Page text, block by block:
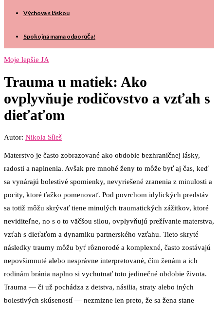
Výchova s láskou
Spokojná mama odporúča!
Moje lepšie JA
Trauma u matiek: Ako
ovplyvňuje rodičovstvo a vzťah s
dieťaťom
Autor: Nikola Síleš
Materstvo je často zobrazované ako obdobie bezhraničnej lásky,
radosti a naplnenia. Avšak pre mnohé ženy to môže byť aj čas, keď
sa vynárajú bolestivé spomienky, nevyriešené zranenia z minulosti a
pocity, ktoré ťažko pomenovať. Pod povrchom idylických predstáv
sa totiž môžu skrývať tiene minulých traumatických zážitkov, ktoré
neviditeľne, no s o to väčšou silou, ovplyvňujú prežívanie materstva,
vzťah s dieťaťom a dynamiku partnerského vzťahu. Tieto skryté
následky traumy môžu byť rôznorodé a komplexné, často zostávajú
nepovšimnuté alebo nesprávne interpretované, čím ženám a ich
rodinám bránia naplno si vychutnať toto jedinečné obdobie života.
Trauma — či už pochádza z detstva, násilia, straty alebo iných
bolestivých skúseností — nezmizne len preto, že sa žena stane